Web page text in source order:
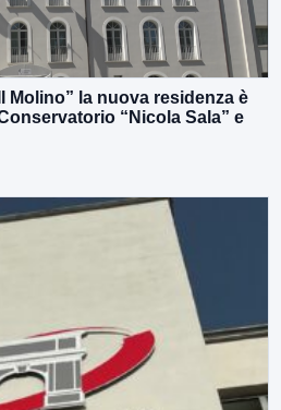
Molino” la nuova residenza è
“Nicola Sala” e